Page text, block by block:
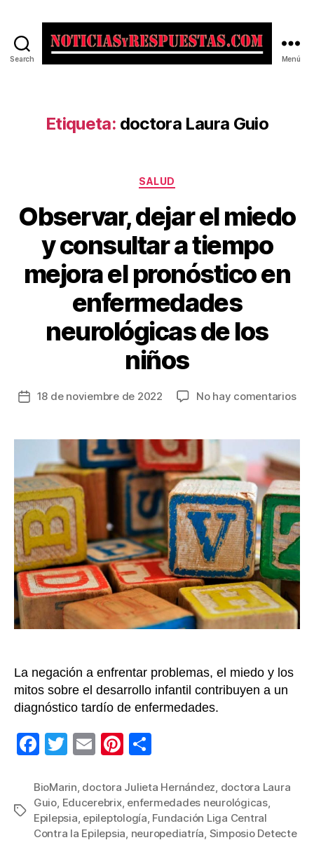
Search Menú
Etiqueta: doctora Laura Guio
Categorías
SALUD
Observar, dejar el miedo
y consultar a tiempo
mejora el pronóstico en
enfermedades
neurológicas de los
niños
Fecha
entrada
18 de noviembre de 2022 No hay comentariosen
el
y
a
el
en
de
La negación a enfrentar problemas, el miedo y los
mitos sobre el desarrollo infantil contribuyen a un
diagnóstico tardío de enfermedades.
F
c
e
b
T
tt
er
E
ail
Pi
er
e
st
m
p
ar
Etiquetas
BioMarin, doctora Julieta Hernández, doctora Laura
Guio, Educerebrix, enfermedades neurológicas,
Epilepsia, epileptología, Fundación Liga Central
Contra la Epilepsia, neuropediatría, Simposio Detecte